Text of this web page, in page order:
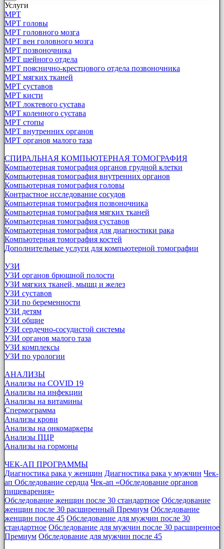
Услуги
МРТ
МРТ головы
МРТ головного мозга
МРТ вен головного мозга
МРТ позвоночника
МРТ шейного отдела
МРТ пояснично-крестцового отдела позвоночника
МРТ мягких тканей
МРТ суставов
МРТ кисти
МРТ локтевого сустава
МРТ коленного сустава
МРТ стопы
МРТ внутренних органов
МРТ органов малого таза
СПИРАЛЬНАЯ КОМПЬЮТЕРНАЯ ТОМОГРАФИЯ
Компьютерная томография органов грудной клетки
Компьютерная томография внутренних органов
Компьютерная томография головы
Контрастное исследование сосудов
Компьютерная томография позвоночника
Компьютерная томография мягких тканей
Компьютерная томография суставов
Компьютерная томография для диагностики рака
Компьютерная томография костей
Дополнительные услуги для компьютерной томографии
УЗИ
УЗИ органов брюшной полости
УЗИ мягких тканей, мышц и желез
УЗИ суставов
УЗИ по беременности
УЗИ детям
УЗИ общие
УЗИ сердечно-сосудистой системы
УЗИ органов малого таза
УЗИ комплексы
УЗИ по урологии
АНАЛИЗЫ
Анализы на COVID 19
Анализы на инфекции
Анализы на витамины
Спермограмма
Анализы крови
Анализы на онкомаркеры
Анализы ПЦР
Анализы на гормоны
ЧЕК-АП ПРОГРАММЫ
Диагностика рака у женщин Диагностика рака у мужчин Чек-
ап Обследование сердца Чек-ап «Обследование органов
пищеварения»
Обследование женщин после 30 стандартное Обследование
женщин после 30 расширенный Премиум Обследование
женщин после 45 Обследование для мужчин после 30
стандартное Обследование для мужчин после 30 расширенное
Премиум Обследование для мужчин после 45